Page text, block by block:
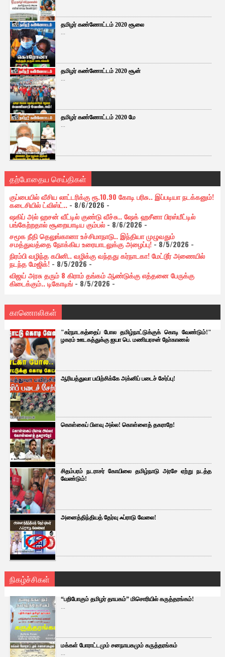
தமிழர் கண்ணோட்டம் 2020 சூலை
...
தமிழர் கண்ணோட்டம் 2020 சூன்
...
தமிழர் கண்ணோட்டம் 2020 மே
...
தற்போதைய செய்திகள்
குப்பையில் வீசிய லாட்டரிக்கு ரூ.10.90 கோடி பரிசு.. இப்படியா நடக்கனும்!
கடைசியில் ட்விஸ்ட்..- 8/6/2026 -
ஷகிப் அல் ஹசன் வீட்டில் குண்டு வீச்சு.. ஷேக் ஹசீனா பிரஸ்மீட்டில்
பங்கேற்றதால் சூறையாடிய கும்பல்- 8/6/2026-
சமூக நீதி தெலுங்கானா உச்சிமாநாடு.. இந்தியா முழுவதும்
சமத்துவத்தை நோக்கிய உரையாடலுக்கு அழைப்பு!- 8/5/2026 -
நிரம்பி வழிந்த கபினி.. வழிக்கு வந்தது கர்நாடகா! மேட்டூர் அணையில்
நடந்த மேஜிக்!- 8/5/2026 -
விஜய் அரசு தரும் 8 கிராம் தங்கம் ஆண்டுக்கு எத்தனை பேருக்கு
கிடைக்கும்.. டிகோடிங்- 8/5/2026 -
காணொலிகள்
"கர்நாடகத்தைப் போல தமிழ்நாட்டுக்குக் கொடி வேண்டும்!"
ழகரம் ஊடகத்துக்கு ஐயா பெ. மணியரசன் நோ்காணல்
ஆரியத்துவா பயிற்சிக்கே அக்னிப் படைச் சேர்ப்பு!
கொள்கைப் பிளவு அல்ல! கொள்ளைத் தகராறே!
சிதம்பரம் நடராசர் கோயிலை தமிழ்நாடு அரசே ஏற்று நடத்த
வேண்டும்!
அனைத்திந்தியத் தேர்வு ஃப்ராடு வேலை!
நிகழ்ச்சிகள்
“பறிபோகும் தமிழர் தாயகம்” மிசொரியில் கருத்தரங்கம்!
...
மக்கள் போராட்டமும் சனநாயகமும் கருத்தரங்கம்
...